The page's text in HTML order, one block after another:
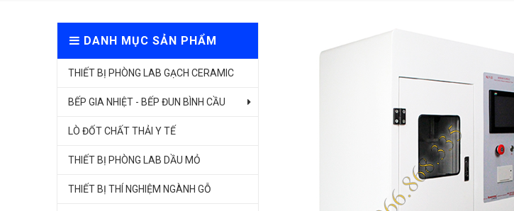
DANH MỤC SẢN PHẨM
THIẾT BỊ PHÒNG LAB GẠCH CERAMIC
BẾP GIA NHIỆT - BẾP ĐUN BÌNH CẦU
LÒ ĐỐT CHẤT THẢI Y TẾ
THIẾT BỊ PHÒNG LAB DẦU MỎ
THIẾT BỊ THÍ NGHIỆM NGÀNH GỖ